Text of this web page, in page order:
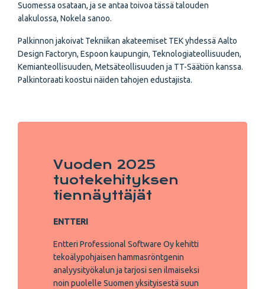
Suomessa osataan, ja se antaa toivoa tässä talouden
alakulossa, Nokela sanoo.
Palkinnon jakoivat Tekniikan akateemiset TEK yhdessä Aalto
Design Factoryn, Espoon kaupungin, Teknologiateollisuuden,
Kemianteollisuuden, Metsäteollisuuden ja TT-Säätiön kanssa.
Palkintoraati koostui näiden tahojen edustajista.
Vuoden 2025
tuotekehityksen
tiennäyttäjät
ENTTERI
Entteri Professional Software Oy kehitti
tekoälypohjaisen hammasröntgenin
analyysityökalun ja tarjosi sen ilmaiseksi
noin puolelle Suomen yksityisestä suun